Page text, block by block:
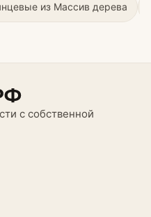
из Массив дерева
с собственной